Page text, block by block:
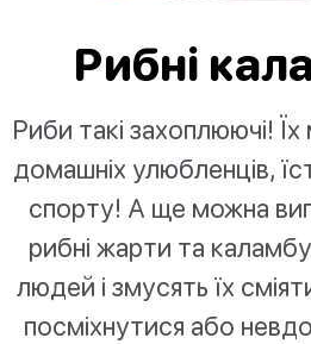
Рибні
Риби такі захоплюючі!
домашніх улюбленців,
спорту! А ще можна
рибні жарти та
людей і змусять їх
посміхнутися або